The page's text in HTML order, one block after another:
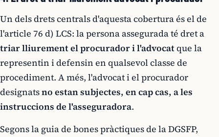
Un dels drets centrals d'aquesta cobertura és el de
l'article 76 d) LCS: la persona assegurada té dret a
triar lliurement el procurador i l'advocatque la
representin i defensin en qualsevol classe de
procediment. A més, l'advocat i el procurador
designatsno estan subjectes, en cap cas, a les
instruccions de l'asseguradora.
Segons la guia de bones pràctiques de la DGSFP,